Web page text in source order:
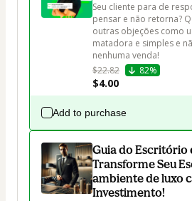
Seu cliente para de
pensar e não retorna?
outras objeções como
matadora e simples e
$22.82
82%
$4.00
Add to purchase
Guia do Escritório
Transforme Seu
ambiente de luxo
Investimento!